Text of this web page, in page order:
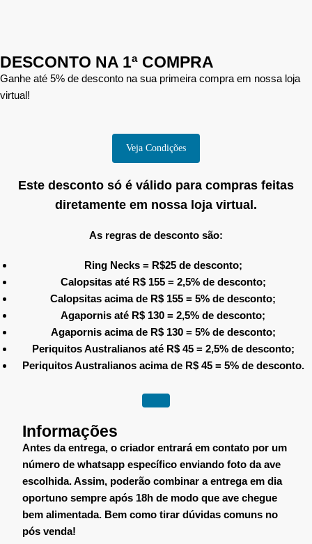
DESCONTO NA 1ª COMPRA
Ganhe até 5% de desconto na sua primeira compra em nossa loja
virtual!
Veja Condições
Este desconto só é válido para compras feitas
diretamente em nossa loja virtual.
As regras de desconto são:
Ring Necks = R$25 de desconto;
Calopsitas até R$ 155 = 2,5% de desconto;
Calopsitas acima de R$ 155 = 5% de desconto;
Agapornis até R$ 130 = 2,5% de desconto;
Agapornis acima de R$ 130 = 5% de desconto;
Periquitos Australianos até R$ 45 = 2,5% de desconto;
Periquitos Australianos acima de R$ 45 = 5% de desconto.
Informações
Antes da entrega, o criador entrará em contato por um
número de whatsapp específico enviando foto da ave
escolhida. Assim, poderão combinar a entrega em dia
oportuno sempre após 18h de modo que ave chegue
bem alimentada. Bem como tirar dúvidas comuns no
pós venda!